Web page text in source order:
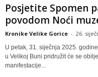
Posjetite Spomen
povodom Noći
Kronike Velike Gorice - 26.
U petak, 31. siječnja 2025.
u Velikoj Buni pridružit će se
manifestacije...